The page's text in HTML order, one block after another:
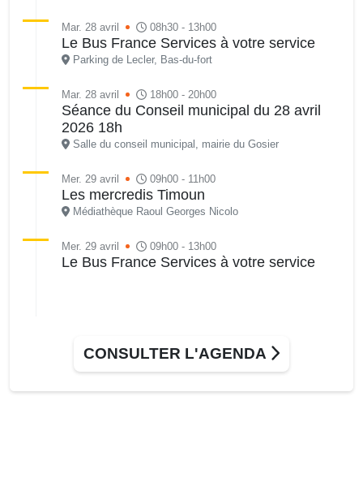
Mar. 28 avril 08h30 - 13h00
Le Bus France Services à votre service
Parking de Lecler, Bas-du-fort
Mar. 28 avril 18h00 - 20h00
Séance du Conseil municipal du 28 avril
2026 18h
Salle du conseil municipal, mairie du Gosier
Mer. 29 avril 09h00 - 11h00
Les mercredis Timoun
Médiathèque Raoul Georges Nicolo
Mer. 29 avril 09h00 - 13h00
Le Bus France Services à votre service
CONSULTER L'AGENDA